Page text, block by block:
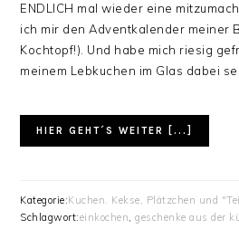
ENDLICH mal wieder eine
ich mir den Adventkalender meiner
Kochtopf!). Und habe mich riesig
meinem Lebkuchen im Glas dabei
HIER GEHT´S WEITER [...]
Kategorie:Kuchen. Kekse, Plätzchen und
Schlagwort:einkochen,geschenke aus der